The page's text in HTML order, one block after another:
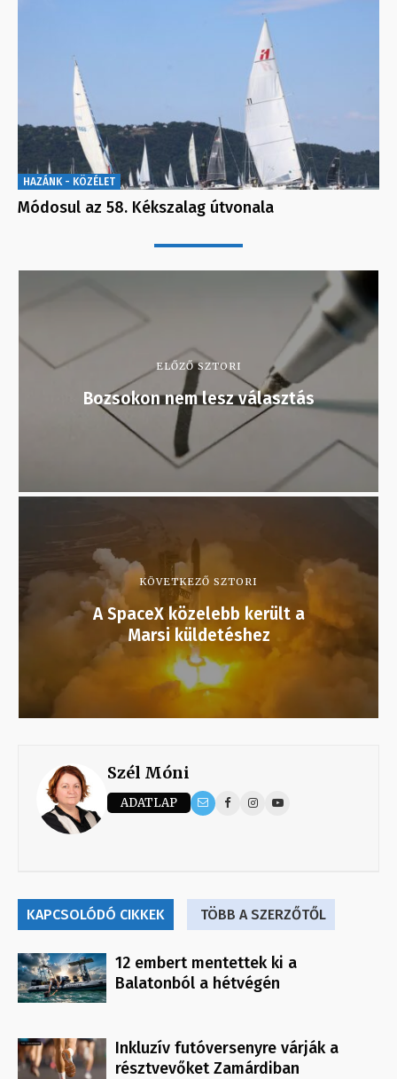
HAZÁNK - KÖZÉLET
Módosul az 58. Kékszalag útvonala
ELŐZŐ SZTORI
Bozsokon nem lesz választás
KÖVETKEZŐ SZTORI
A SpaceX közelebb került a
Marsi küldetéshez
Szél Móni
ADATLAP
KAPCSOLÓDÓ CIKKEK TÖBB A SZERZŐTŐL
12 embert mentettek ki a
Balatonból a hétvégén
Inkluzív futóversenyre várják a
résztvevőket Zamárdiban